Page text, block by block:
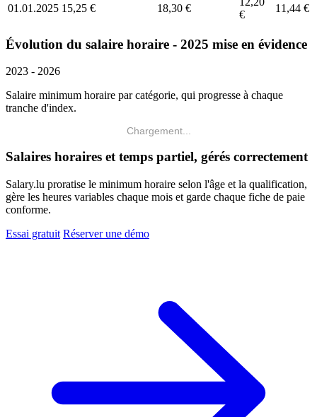
01.01.2025 15,25 € 18,30 €
€
11,44 €
Évolution du salaire horaire - 2025 mise en évidence
2023 - 2026
Salaire minimum horaire par catégorie, qui progresse à chaque
tranche d'index.
Chargement...
Salaires horaires et temps partiel, gérés correctement
Salary.lu proratise le minimum horaire selon l'âge et la qualification,
gère les heures variables chaque mois et garde chaque fiche de paie
conforme.
Essai gratuit Réserver une démo